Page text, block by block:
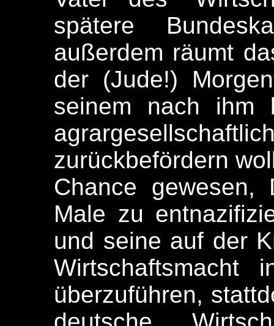
spätere
außerdem räumt
der (Jude!)
seinem nach ihm
zurückbefördern
Chance
Male zu
und seine auf der
Wirtschaftsmacht
überzuführen,